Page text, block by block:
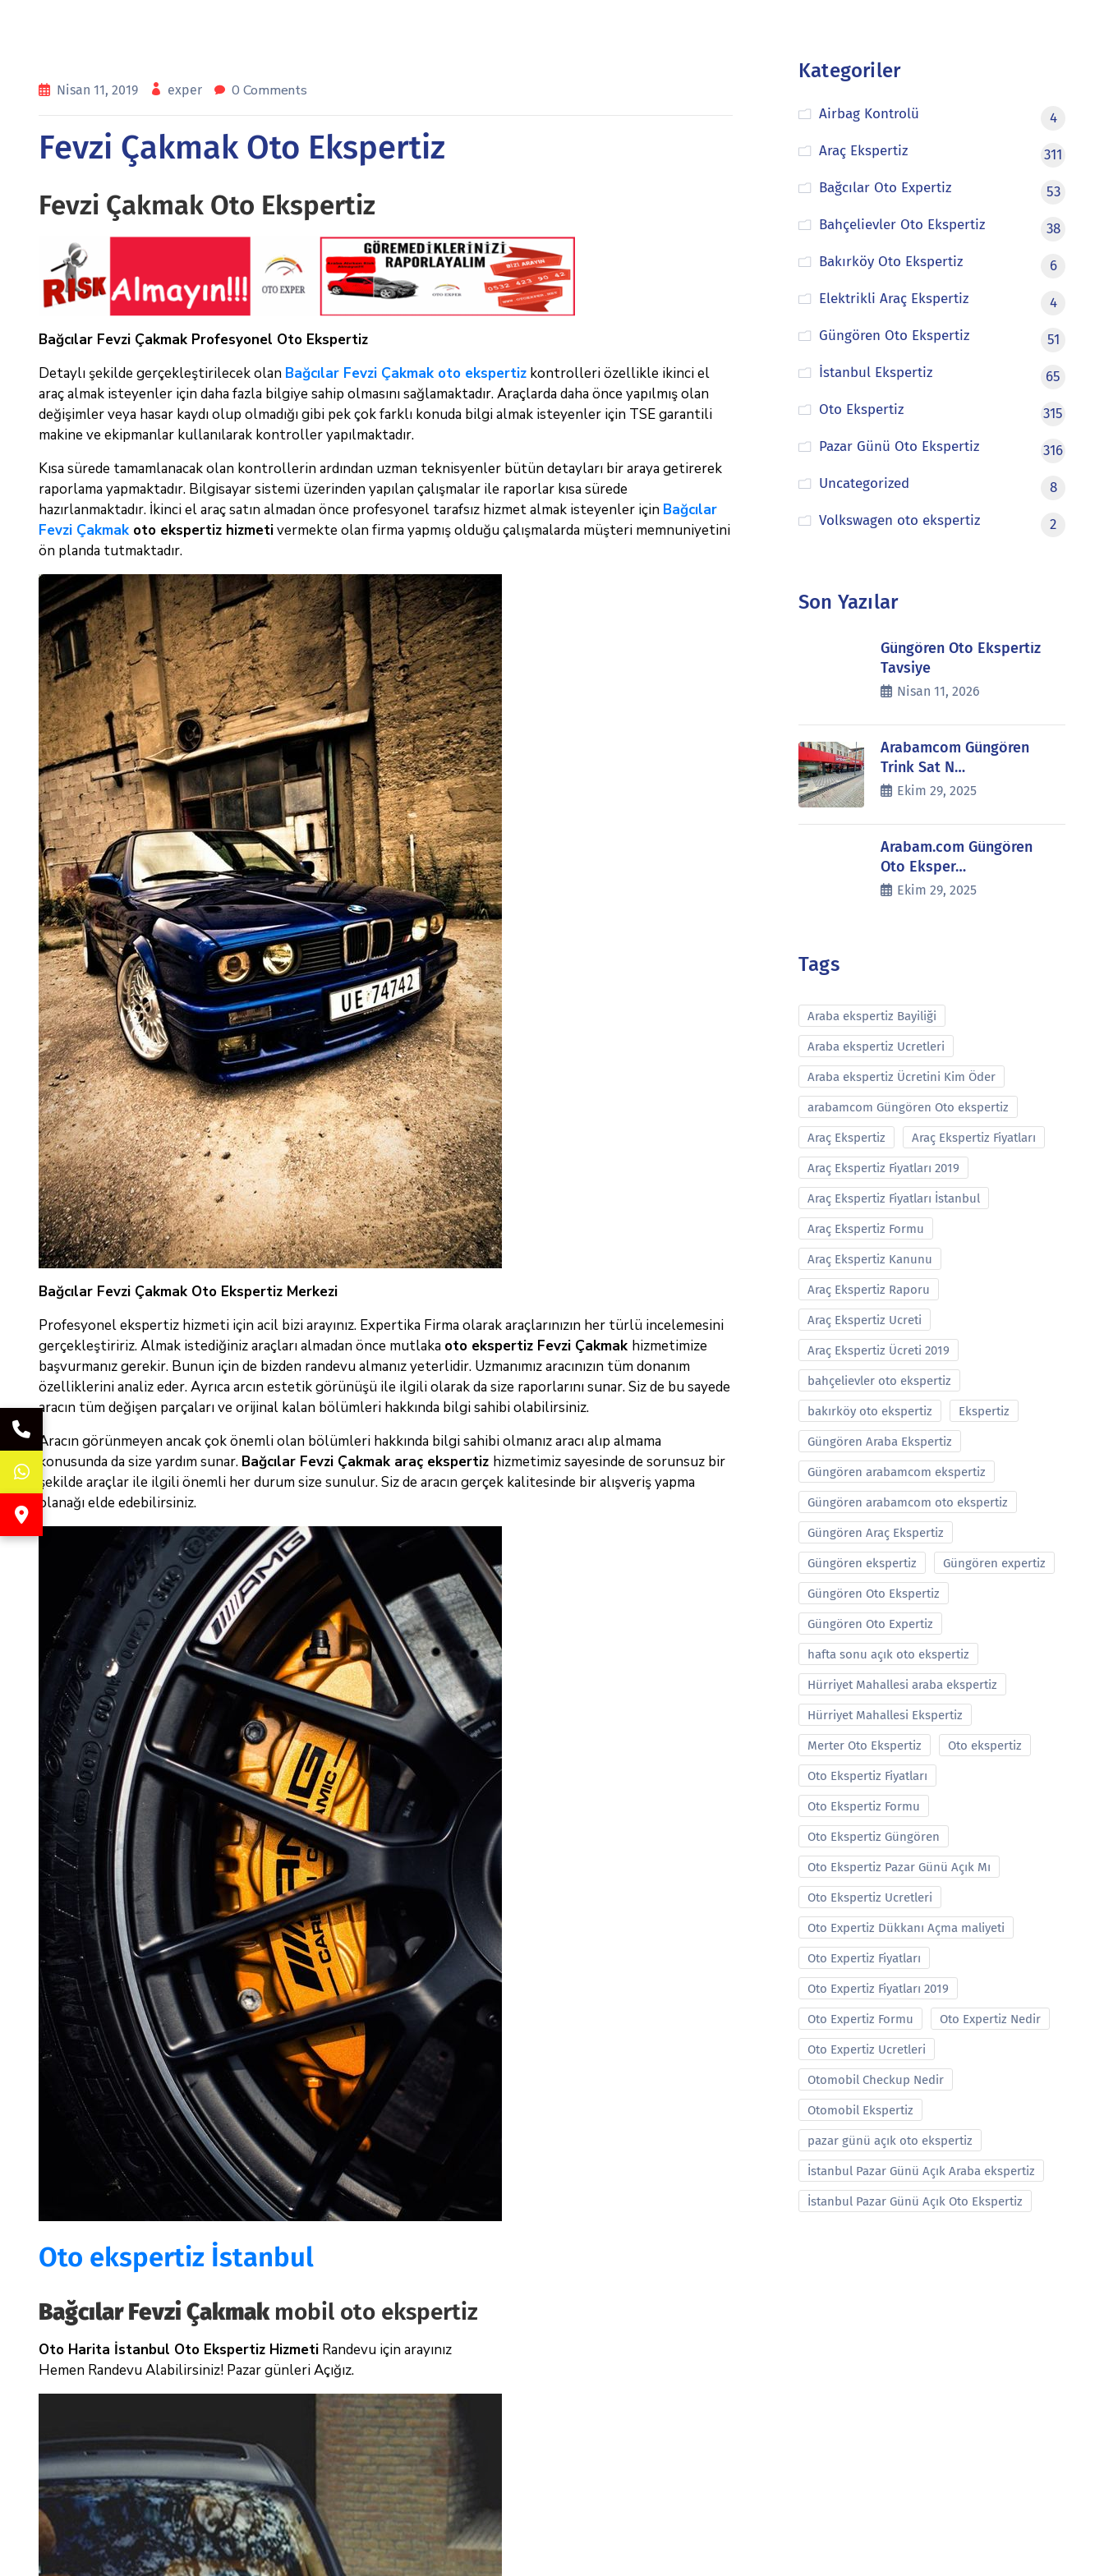
Nisan 11, 2019 exper 0 Comments
Fevzi Çakmak Oto Ekspertiz
Fevzi Çakmak Oto Ekspertiz
Bağcılar Fevzi Çakmak Profesyonel Oto Ekspertiz
Detaylı şekilde gerçekleştirilecek olan Bağcılar Fevzi Çakmak oto ekspertiz kontrolleri özellikle ikinci el
araç almak isteyenler için daha fazla bilgiye sahip olmasını sağlamaktadır. Araçlarda daha önce yapılmış olan
değişimler veya hasar kaydı olup olmadığı gibi pek çok farklı konuda bilgi almak isteyenler için TSE garantili
makine ve ekipmanlar kullanılarak kontroller yapılmaktadır.
Kısa sürede tamamlanacak olan kontrollerin ardından uzman teknisyenler bütün detayları bir araya getirerek
raporlama yapmaktadır. Bilgisayar sistemi üzerinden yapılan çalışmalar ile raporlar kısa sürede
hazırlanmaktadır. İkinci el araç satın almadan önce profesyonel tarafsız hizmet almak isteyenler için Bağcılar
Fevzi Çakmak oto ekspertiz hizmetivermekte olan firma yapmış olduğu çalışmalarda müşteri memnuniyetini
ön planda tutmaktadır.
Bağcılar Fevzi Çakmak Oto Ekspertiz Merkezi
Profesyonel ekspertiz hizmeti için acil bizi arayınız. Expertika Firma olarak araçlarınızın her türlü incelemesini
gerçekleştiririz. Almak istediğiniz araçları almadan önce mutlaka oto ekspertiz Fevzi Çakmak hizmetimize
başvurmanız gerekir. Bunun için de bizden randevu almanız yeterlidir. Uzmanımız aracınızın tüm donanım
özelliklerini analiz eder. Ayrıca arcın estetik görünüşü ile ilgili olarak da size raporlarını sunar. Siz de bu sayede
aracın tüm değişen parçaları ve orijinal kalan bölümleri hakkında bilgi sahibi olabilirsiniz.
Aracın görünmeyen ancak çok önemli olan bölümleri hakkında bilgi sahibi olmanız aracı alıp almama
konusunda da size yardım sunar. Bağcılar Fevzi Çakmak araç ekspertiz hizmetimiz sayesinde de sorunsuz bir
şekilde araçlar ile ilgili önemli her durum size sunulur. Siz de aracın gerçek kalitesinde bir alışveriş yapma
olanağı elde edebilirsiniz.
Oto ekspertiz İstanbul
Bağcılar Fevzi Çakmak mobil oto ekspertiz
Oto Harita İstanbul Oto Ekspertiz Hizmeti Randevu için arayınız
Hemen Randevu Alabilirsiniz! Pazar günleri Açığız.
Kategoriler
Airbag Kontrolü
4
Araç Ekspertiz
311
Bağcılar Oto Expertiz
53
Bahçelievler Oto Ekspertiz
38
Bakırköy Oto Ekspertiz
6
Elektrikli Araç Ekspertiz
4
Güngören Oto Ekspertiz
51
İstanbul Ekspertiz
65
Oto Ekspertiz
315
Pazar Günü Oto Ekspertiz
316
Uncategorized
8
Volkswagen oto ekspertiz
2
Son Yazılar
Güngören Oto Ekspertiz
Tavsiye
Nisan 11, 2026
Arabamcom Güngören
Trink Sat N…
Ekim 29, 2025
Arabam.com Güngören
Oto Eksper…
Ekim 29, 2025
Tags
Araba ekspertiz Bayiliği
Araba ekspertiz Ucretleri
Araba ekspertiz Ücretini Kim Öder
arabamcom Güngören Oto ekspertiz
Araç Ekspertiz Araç Ekspertiz Fiyatları
Araç Ekspertiz Fiyatları 2019
Araç Ekspertiz Fiyatları İstanbul
Araç Ekspertiz Formu
Araç Ekspertiz Kanunu
Araç Ekspertiz Raporu
Araç Ekspertiz Ucreti
Araç Ekspertiz Ücreti 2019
bahçelievler oto ekspertiz
bakırköy oto ekspertiz Ekspertiz
Güngören Araba Ekspertiz
Güngören arabamcom ekspertiz
Güngören arabamcom oto ekspertiz
Güngören Araç Ekspertiz
Güngören ekspertiz Güngören expertiz
Güngören Oto Ekspertiz
Güngören Oto Expertiz
hafta sonu açık oto ekspertiz
Hürriyet Mahallesi araba ekspertiz
Hürriyet Mahallesi Ekspertiz
Merter Oto Ekspertiz Oto ekspertiz
Oto Ekspertiz Fiyatları
Oto Ekspertiz Formu
Oto Ekspertiz Güngören
Oto Ekspertiz Pazar Günü Açık Mı
Oto Ekspertiz Ucretleri
Oto Expertiz Dükkanı Açma maliyeti
Oto Expertiz Fiyatları
Oto Expertiz Fiyatları 2019
Oto Expertiz Formu Oto Expertiz Nedir
Oto Expertiz Ucretleri
Otomobil Checkup Nedir
Otomobil Ekspertiz
pazar günü açık oto ekspertiz
İstanbul Pazar Günü Açık Araba ekspertiz
İstanbul Pazar Günü Açık Oto Ekspertiz